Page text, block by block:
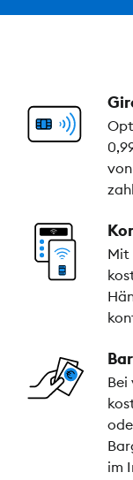
Mit
Bei
im